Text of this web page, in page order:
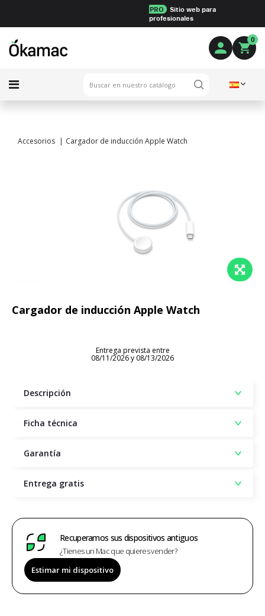
PRO
Sitio web para
profesionales
0
Accesorios Cargador de inducción Apple Watch
Cargador de inducción Apple Watch
Entrega prevista entre
08/11/2026 y 08/13/2026
Descripción
Ficha técnica
Garantía
Entrega gratis
Recuperamos sus dispositivos antiguos
¿Tienes un Mac que quieres vender?
Estimar mi dispositivo